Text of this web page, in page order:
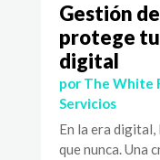
Gestión
protege tu
digital
por The White
Servicios
En la era digital,
que nunca. Una